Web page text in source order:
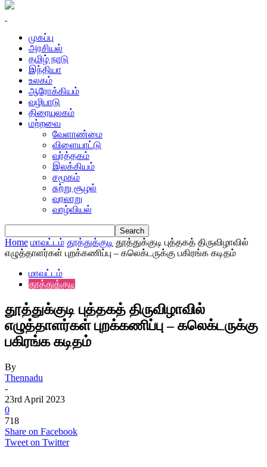
முகப்பு
அரசியல்
தமிழ் நாடு
இந்தியா
உலகம்
ஆரோக்கியம்
வழிபாடு
திரையுலகம்
மற்றவை
வேளாண்மை
விளையாட்டு
வர்த்தகம்
இலக்கியம்
சமூகம்
சுற்று சூழல்
வரலாறு
வாழ்வியல்
Home மாவட்டம் தூத்துக்குடி தூத்துக்குடி புத்தகத் திருவிழாவில்
எழுத்தாளர்கள் புறக்கணிப்பு – கலெக்டருக்கு பகிரங்க கடிதம்
மாவட்டம்
தூத்துக்குடி
தூத்துக்குடி புத்தகத் திருவிழாவில்
எழுத்தாளர்கள் புறக்கணிப்பு – கலெக்டருக்கு
பகிரங்க கடிதம்
By
Thennadu
-
23rd April 2023
0
718
Share on Facebook
Tweet on Twitter